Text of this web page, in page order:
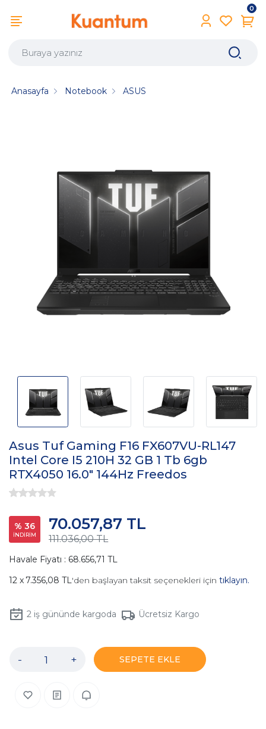
0
Anasayfa Notebook ASUS
Asus Tuf Gaming F16 FX607VU-RL147
Intel Core I5 210H 32 GB 1 Tb 6gb
RTX4050 16.0" 144Hz Freedos
% 36
İNDİRİM 111.036,00 TL
70.057,87 TL
Havale Fiyatı : 68.656,71 TL
7.356,08 TL'den başlayan taksit seçenekleri için tıklayın.
2iş gününde kargoda Ücretsiz Kargo
- + SEPETE EKLE